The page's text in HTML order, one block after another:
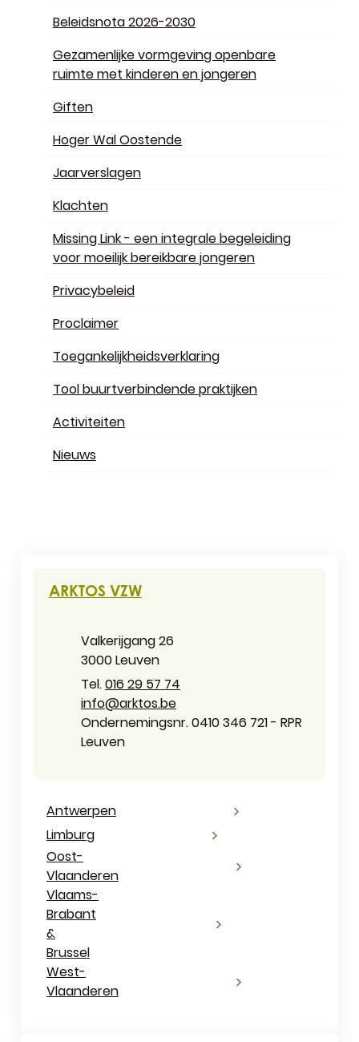
Beleidsnota 2026-2030
Gezamenlijke vormgeving openbare
ruimte met kinderen en jongeren
Giften
Hoger Wal Oostende
Jaarverslagen
Klachten
Missing Link - een integrale begeleiding
voor moeilijk bereikbare jongeren
Privacybeleid
Proclaimer
Toegankelijkheidsverklaring
Tool buurtverbindende praktijken
Activiteiten
Nieuws
ARKTOS VZW
AdresValkerijgang 26
,3000Leuven
016 29 57 74
E-mailinfo@arktos.be
Ondernemingsnummer
Ondernemingsnr. 0410 346 721 - RPR
Leuven
Antwerpen
Limburg
Oost-
Vlaanderen
Vlaams-
Brabant
&
Brussel
West-
Vlaanderen